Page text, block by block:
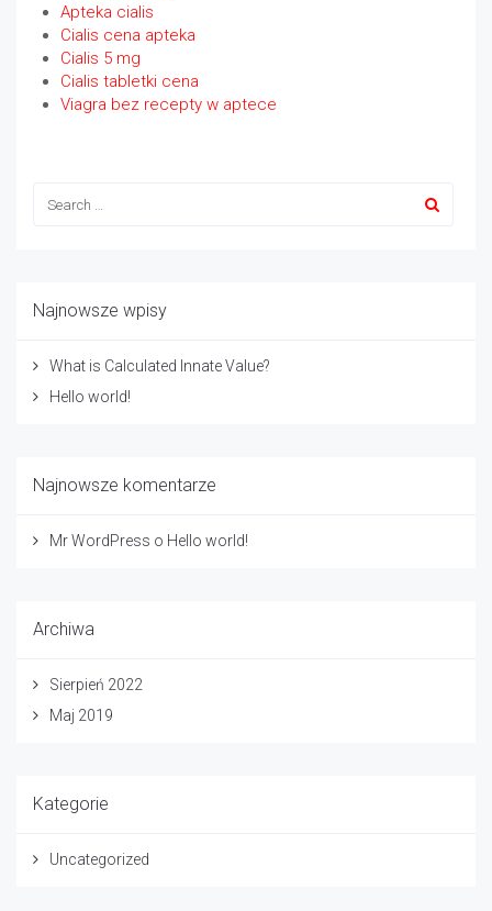
Apteka cialis
Cialis cena apteka
Cialis 5 mg
Cialis tabletki cena
Viagra bez recepty w aptece
Najnowsze wpisy
What is Calculated Innate Value?
Hello world!
Najnowsze komentarze
Mr WordPress o Hello world!
Archiwa
Sierpień 2022
Maj 2019
Kategorie
Uncategorized